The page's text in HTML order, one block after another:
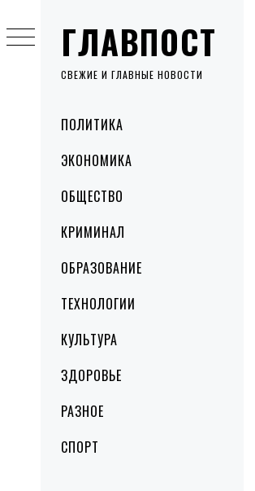
ГЛАВПОСТ
СВЕЖИЕ И ГЛАВНЫЕ НОВОСТИ
MenuПОЛИТИКА
ЭКОНОМИКА
ОБЩЕСТВО
КРИМИНАЛ
ОБРАЗОВАНИЕ
ТЕХНОЛОГИИ
КУЛЬТУРА
ЗДОРОВЬЕ
РАЗНОЕ
СПОРТ
to
content